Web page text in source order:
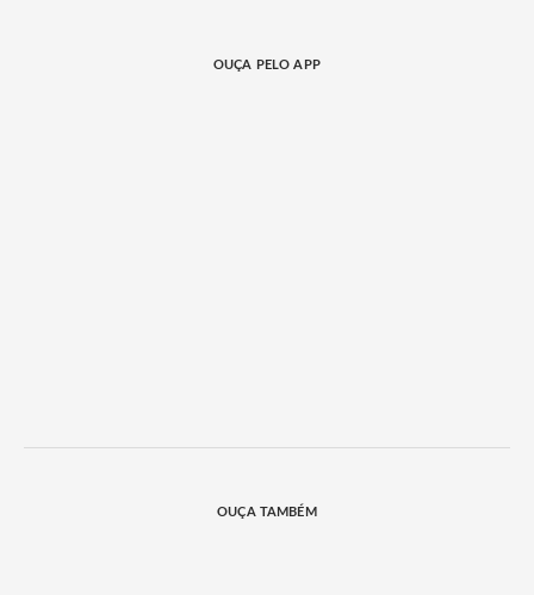
OUÇA PELO APP
OUÇA TAMBÉM